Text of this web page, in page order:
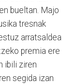
bueltan. Majo
tresnak
arratsaldea
premia ere
ibili ziren
segida izan